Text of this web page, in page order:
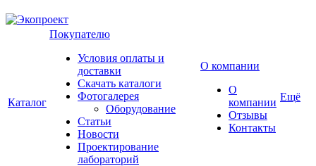
Каталог
Покупателю
Условия оплаты и
доставки
Скачать каталоги
Фотогалерея
Оборудование
Статьи
Новости
Проектирование
лабораторий
О компании
О
компании
Отзывы
Контакты
Ещё